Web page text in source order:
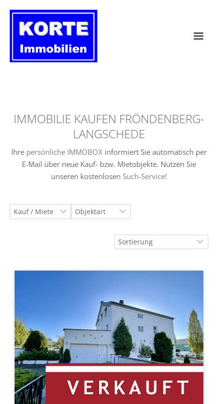
Inhalt
springen
IMMOBILIE KAUFEN FRÖNDENBERG-
LANGSCHEDE
Ihre persönliche IMMOBOX informiert Sie automatisch per
E-Mail über neue Kauf- bzw. Mietobjekte. Nutzen Sie
unseren kostenlosen Such-Service!